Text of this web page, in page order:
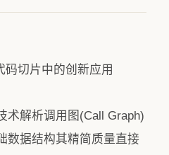
术解析调用图(Call Graph)
数据结构其精简质量直接